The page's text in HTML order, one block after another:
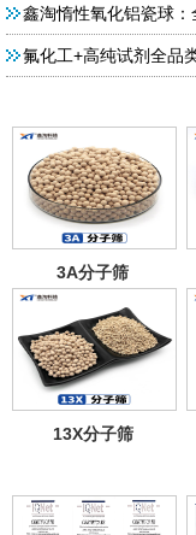
鑫淘惰性氧化铝瓷球
氟化工+高纯试剂全品
3A分子筛
13X分子筛